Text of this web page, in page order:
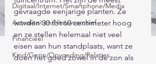
Digitaal/Internet/Smartphone/Media
Actualiteiten/Nieuwsarchief
Financieel
Kind/Gezin/Opvoeding/Relaties
gevraagde eenjarige planten. Ze
worden 30 tot 60 centimeter hoog
en ze stellen helemaal niet veel
eisen aan hun standplaats, want ze
doen het goed zowel in de zon als